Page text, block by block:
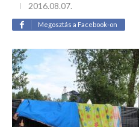
2016.08.07.
Megosztás a Facebook-on